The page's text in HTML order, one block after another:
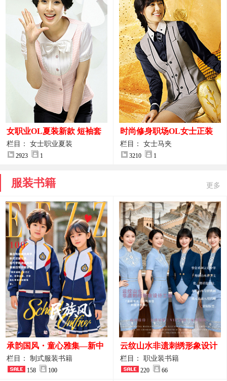
女职业OL夏装新款 短袖套
装女正装
栏目： 女士职业夏装
2923 1
时尚修身职场OL女士正装
马甲拍摄大图
栏目： 女士马夹
3210 1
服装书籍 更多
承韵国风・童心雅集—新中
式民族风小学与幼儿园全套
校服定制图鉴
栏目： 制式服装书籍
158 100
云纹山水非遗刺绣形象设计
工装｜会议礼仪接待人员制
服画册
栏目： 职业装书籍
220 66